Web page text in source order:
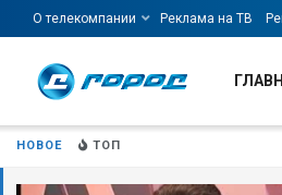
НОВОЕ ТОП
О телекомпании Реклама на ТВ